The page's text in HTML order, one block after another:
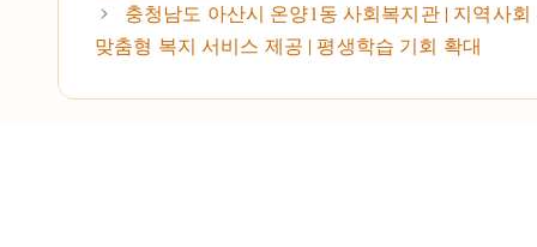
충청남도 아산시 온양1동 사회복지관 | 지역사회
맞춤형 복지 서비스 제공 | 평생학습 기회 확대